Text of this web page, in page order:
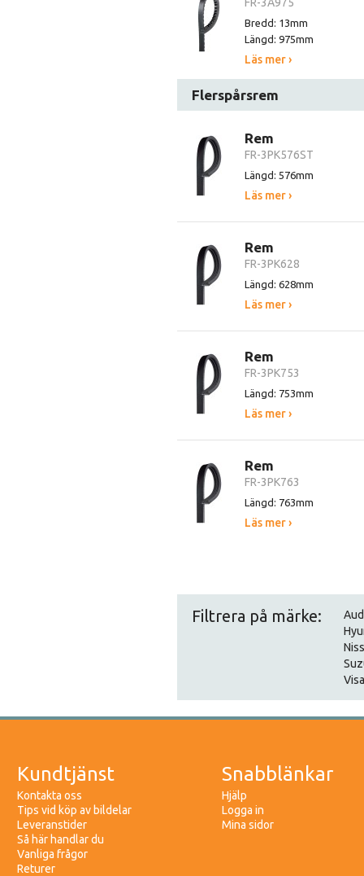
Bredd: 13mm
Längd: 975mm
Läs mer ›
Flerspårsrem
Rem
FR-3PK576ST
Längd: 576mm
Läs mer ›
Rem
FR-3PK628
Längd: 628mm
Läs mer ›
Rem
FR-3PK753
Längd: 753mm
Läs mer ›
Rem
FR-3PK763
Längd: 763mm
Läs mer ›
Filtrera på märke:
Kundtjänst
Kontakta oss
Tips vid köp av bildelar
Leveranstider
Så här handlar du
Vanliga frågor
Returer
Snabblänkar
Hjälp
Logga in
Mina sidor